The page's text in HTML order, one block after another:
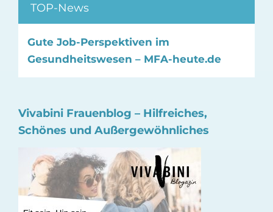
TOP-News
Gute Job-Perspektiven im
Gesundheitswesen – MFA-heute.de
Vivabini Frauenblog – Hilfreiches,
Schönes und Außergewöhnliches